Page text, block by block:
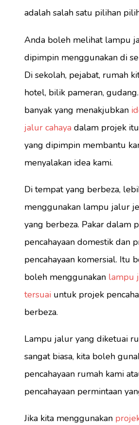
adalah salah satu pilihan
Anda boleh melihat lampu
dipimpin menggunakan di
Di sekolah, pejabat, rumah
hotel, bilik pameran,
banyak yang menakjubkan
jalur cahaya dalam projek
yang dipimpin membantu
menyalakan idea kami.
Di tempat yang berbeza,
menggunakan lampu jalur
yang berbeza. Pakar dalam
pencahayaan domestik dan
pencahayaan komersial. Itu
boleh menggunakan lampu
tersuai untuk projek
berbeza.
Lampu jalur yang diketuai
sangat biasa, kita boleh
pencahayaan rumah kami
pencahayaan permintaan
Jika kita menggunakan